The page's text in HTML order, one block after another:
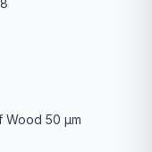
Wood 50 µm